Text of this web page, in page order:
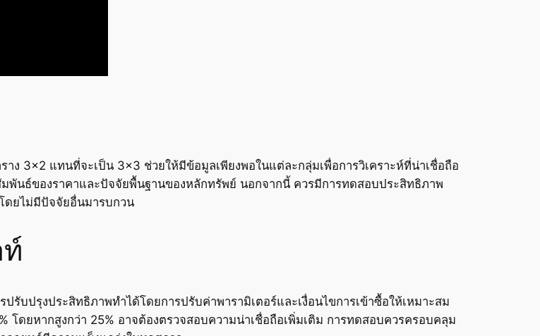
ง 3×2 แทนที่จะเป็น 3×3 ช่วยให้มีข้อมูลเพียงพอในแต่ละกลุ่มเพื่อการวิเคราะห์ที่น่าเชื่อถือ
นธ์ของราคาและปัจจัยพื้นฐานของหลักทรัพย์ นอกจากนี้ ควรมีการทดสอบประสิทธิภาพ
ดยไม่มีปัจจัยอื่นมารบกวน
รับปรุงประสิทธิภาพทำได้โดยการปรับค่าพารามิเตอร์และเงื่อนไขการเข้าซื้อให้เหมาะสม
ดยหากสูงกว่า 25% อาจต้องตรวจสอบความน่าเชื่อถือเพิ่มเติม การทดสอบควรครอบคลุม